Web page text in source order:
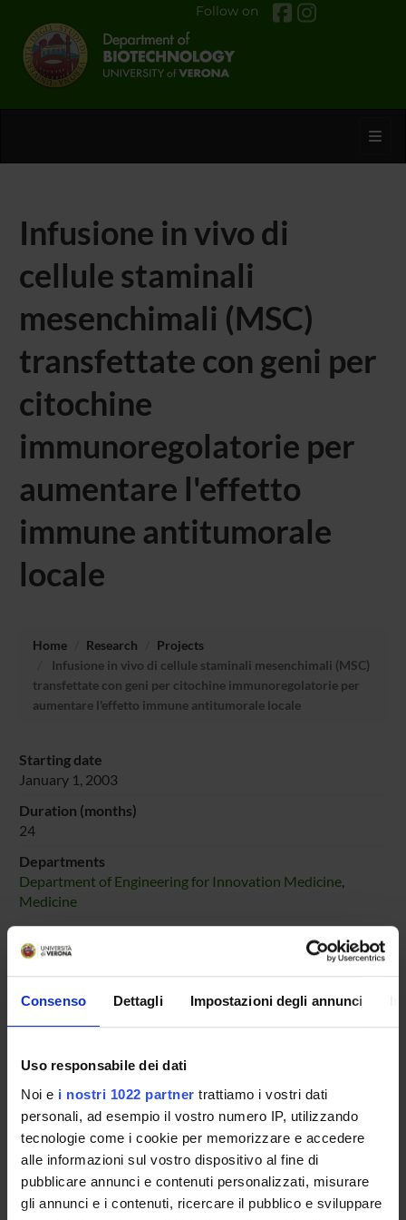
Consenso Dettagli Impostazioni degli annunci
Uso responsabile dei dati
Noi e i nostri 1022 partner trattiamo i vostri dati
personali, ad esempio il vostro numero IP, utilizzando
tecnologie come i cookie per memorizzare e accedere
alle informazioni sul vostro dispositivo al fine di
pubblicare annunci e contenuti personalizzati, misurare
gli annunci e i contenuti, ricercare il pubblico e sviluppare
Follow on
Infusione in vivo di
cellule staminali
mesenchimali (MSC)
transfettate con geni per
citochine
immunoregolatorie per
aumentare l'effetto
immune antitumorale
locale
Home Research
Projects
Infusione in vivo di cellule staminali mesenchimali (MSC)
transfettate con geni per citochine immunoregolatorie per
aumentare l'effetto immune antitumorale locale
Starting date
January 1, 2003
Duration (months)
24
Departments
Department of Engineering for Innovation Medicine,
Medicine
Managers or local contacts
Krampera Mauro
Funds:assigned and managed by the department
PROJECT PARTICIPANTS
Mauro Krampera